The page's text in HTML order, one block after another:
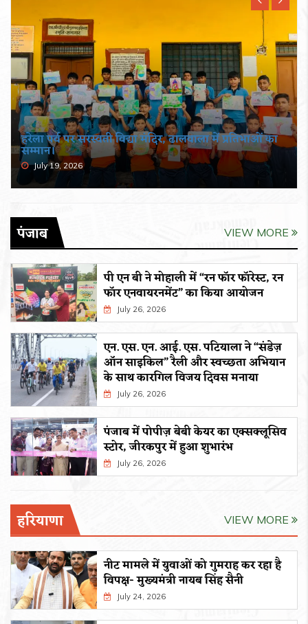
हरेला पर्व पर सरस्वती विद्या मंदिर, ढालवाला में प्रतिभाओं का
सम्मान।
July 19, 2026
पंजाब VIEW MORE
पी एन बी ने मोहाली में “रन फॉर फॉरेस्ट, रन
फॉर एनवायरनमेंट” का किया आयोजन
July 26, 2026
एन. एस. एन. आई. एस. पटियाला ने “संडेज़
ऑन साइकिल” रैली और स्वच्छता अभियान
के साथ कारगिल विजय दिवस मनाया
July 26, 2026
पंजाब में पोपीज़ बेबी केयर का एक्सक्लूसिव
स्टोर, जीरकपुर में हुआ शुभारंभ
July 26, 2026
हरियाणा VIEW MORE
नीट मामले में युवाओं को गुमराह कर रहा है
विपक्ष- मुख्यमंत्री नायब सिंह सैनी
July 24, 2026